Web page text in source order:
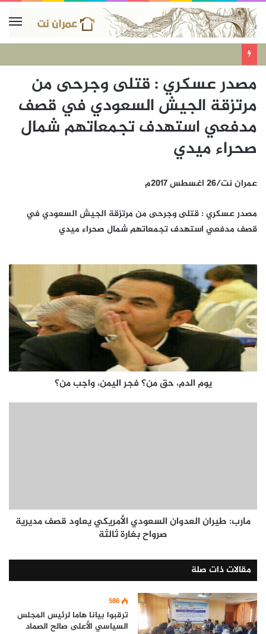
مصدر عسكري : قتلى وجرحى من
مرتزقة الجيش السعودي في قصف
مدفعي استهدف تجمعاتهم شمال
صحراء ميدي
عمران نت/26 اغسطس 2017م
مصدر عسكري : قتلى وجرحى من مرتزقة الجيش السعودي في
قصف مدفعي استهدف تجمعاتهم شمال صحراء ميدي
يوم الدم، حق من؟ فجر اليمن، واجب من؟
مارب: طيران العدوان السعودي الأمريكي يعاود قصف مديرية
صرواح بغارة ثالثة
مقالات ذات صلة
586
ترقبوا بيانا هاما لرئيس المجلس
السياسي الأعلى صالح الصماد